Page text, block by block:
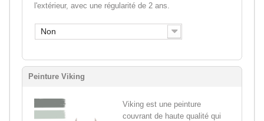
l'extérieur, avec une régularité de 2 ans.
Non
Peinture Viking
Viking est une peinture
couvrant de haute qualité qui